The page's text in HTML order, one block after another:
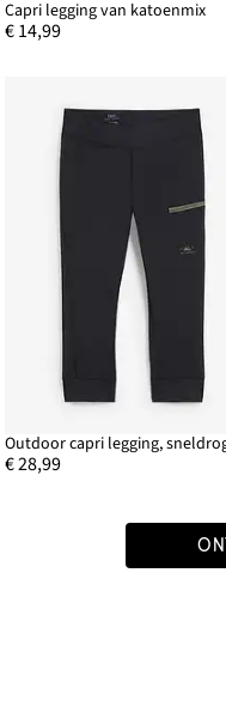
Capri legging van katoenmix
€ 14,99
€ 28,99